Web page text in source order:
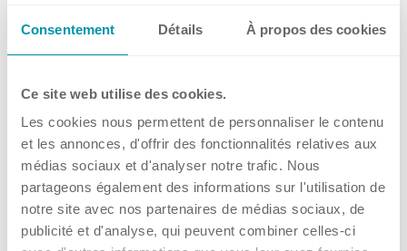
Consentement Détails À propos des cookies
Ce site web utilise des cookies.
Les cookies nous permettent de personnaliser le contenu
et les annonces, d'offrir des fonctionnalités relatives aux
médias sociaux et d'analyser notre trafic. Nous
partageons également des informations sur l'utilisation de
notre site avec nos partenaires de médias sociaux, de
publicité et d'analyse, qui peuvent combiner celles-ci
FAQ